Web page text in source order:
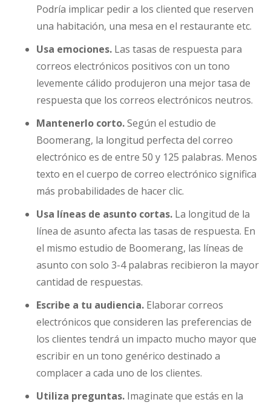
Podría implicar pedir a los cliented que reserven
una habitación, una mesa en el restaurante etc.
Usa emociones. Las tasas de respuesta para
correos electrónicos positivos con un tono
levemente cálido produjeron una mejor tasa de
respuesta que los correos electrónicos neutros.
Mantenerlo corto.Según el estudio de
Boomerang, la longitud perfecta del correo
electrónico es de entre 50 y 125 palabras. Menos
texto en el cuerpo de correo electrónico significa
más probabilidades de hacer clic.
Usa líneas de asunto cortas. La longitud de la
línea de asunto afecta las tasas de respuesta. En
el mismo estudio de Boomerang, las líneas de
asunto con solo 3-4 palabras recibieron la mayor
cantidad de respuestas.
Escribe a tu audiencia. Elaborar correos
electrónicos que consideren las preferencias de
los clientes tendrá un impacto mucho mayor que
escribir en un tono genérico destinado a
complacer a cada uno de los clientes.
Utiliza preguntas. Imaginate que estás en la